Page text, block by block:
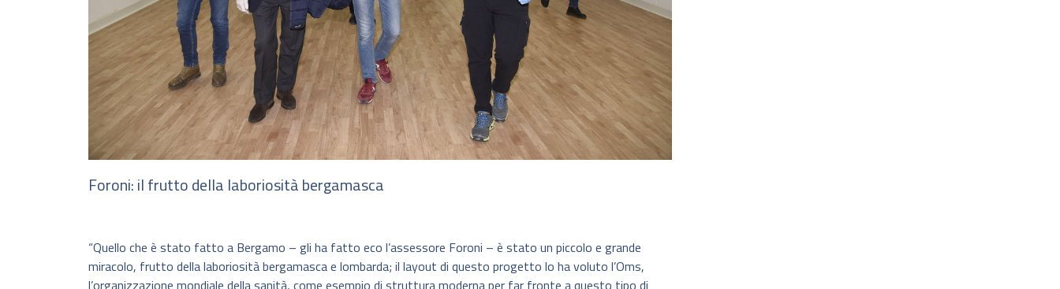
Foroni: il frutto della laboriosità bergamasca
“Quello che è stato fatto a Bergamo – gli ha fatto eco l’assessore Foroni – è stato un piccolo e grande
miracolo, frutto della laboriosità bergamasca e lombarda; il layout di questo progetto lo ha voluto l’Oms,
l’organizzazione mondiale della sanità, come esempio di struttura moderna per far fronte a questo tipo di